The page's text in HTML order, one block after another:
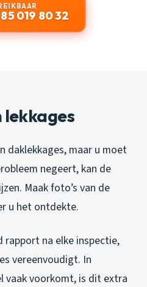
019 80 32
lekkages
daklekkages, maar u moet
negeert, kan de
Maak foto’s van de
u het ontdekte.
rapport na elke inspectie,
vereenvoudigt. In
vaak voorkomt, is dit extra